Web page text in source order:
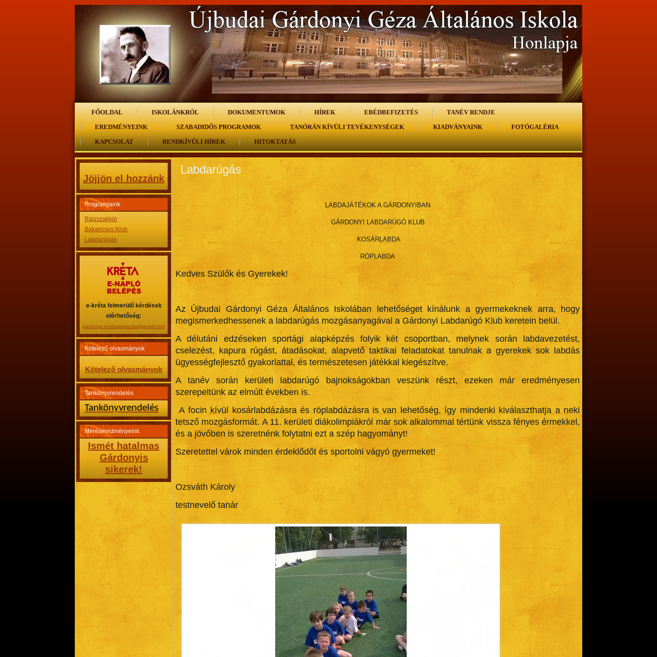
FŐOLDAL ISKOLÁNKRÓL DOKUMENTUMOK HÍREK EBÉDBEFIZETÉS
TANÉV RENDJE
EREDMÉNYEINK
SZABADIDŐS PROGRAMOK TANÓRÁN KÍVÜLI TEVÉKENYSÉGEK KIADVÁNYAINK
FOTÓGALÉRIA
KAPCSOLAT
RENDKÍVÜLI HÍREK HITOKTATÁS
Jöjjön el hozzánk
Programjaink
Rajzszakkör
Bakancsos Klub
Labdarúgás
e-kréta felmerülő kérdések
elérhetőség:
gardonyi.rendszergazda@gmail.com
Kötelező olvasmányok
Kötelező olvasmányok
Tankönyvrendelés
Tankönyvrendelés
Méréseredményeink
Ismét hatalmas
Gárdonyis
sikerek!
Labdarúgás
LABDAJÁTÉKOK A GÁRDONYIBAN
GÁRDONYI LABDARÚGÓ KLUB
KOSÁRLABDA
RÖPLABDA
Kedves Szülők és Gyerekek!
Az Újbudai Gárdonyi Géza Általános Iskolában lehetőséget kínálunk a gyermekeknek arra, hogy
megismerkedhessenek a labdarúgás mozgásanyagával a Gárdonyi Labdarúgó Klub keretein belül.
A délutáni edzéseken sportági alapképzés folyik két csoportban, melynek során labdavezetést,
cselezést, kapura rúgást, átadásokat, alapvető taktikai feladatokat tanulnak a gyerekek sok labdás
ügyességfejlesztő gyakorlattal, és természetesen játékkal kiegészítve.
A tanév során kerületi labdarúgó bajnokságokban veszünk részt, ezeken már eredményesen
szerepeltünk az elmúlt években is.
A focin kívül kosárlabdázásra és röplabdázásra is van lehetőség, így mindenki kiválaszthatja a neki
tetsző mozgásformát. A 11. kerületi diákolimpiákról már sok alkalommal tértünk vissza fényes érmekkel,
és a jövőben is szeretnénk folytatni ezt a szép hagyományt!
Szeretettel várok minden érdeklődőt és sportolni vágyó gyermeket!
Ozsváth Károly
testnevelő tanár